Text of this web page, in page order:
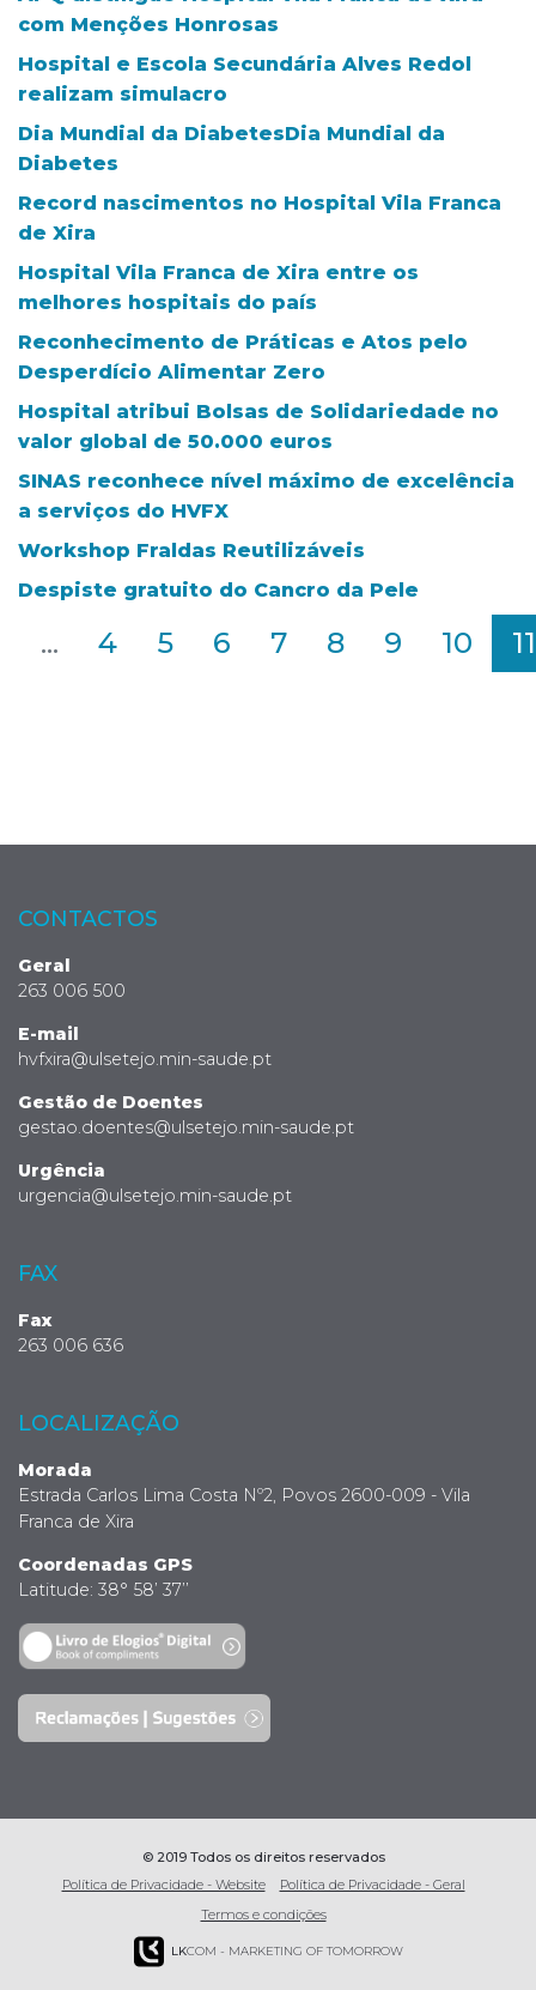
com Menções Honrosas
Hospital e Escola Secundária Alves Redol
realizam simulacro
Dia Mundial da DiabetesDia Mundial da
Diabetes
Record nascimentos no Hospital Vila Franca
de Xira
Hospital Vila Franca de Xira entre os
melhores hospitais do país
Reconhecimento de Práticas e Atos pelo
Desperdício Alimentar Zero
Hospital atribui Bolsas de Solidariedade no
valor global de 50.000 euros
SINAS reconhece nível máximo de excelência
a serviços do HVFX
Workshop Fraldas Reutilizáveis
Despiste gratuito do Cancro da Pele
... 4 5 6 7 8 9 10 11
CONTACTOS
Geral
263 006 500
E-mail
hvfxira@ulsetejo.min-saude.pt
Gestão de Doentes
gestao.doentes@ulsetejo.min-saude.pt
Urgência
urgencia@ulsetejo.min-saude.pt
FAX
Fax
263 006 636
LOCALIZAÇÃO
Morada
Estrada Carlos Lima Costa Nº2, Povos 2600-009 - Vila
Franca de Xira
Coordenadas GPS
Latitude: 38° 58’ 37’’
© 2019 Todos os direitos reservados
Política de Privacidade - Website
Política de Privacidade - Geral
Termos e condições
LKCOM - MARKETING OF TOMORROW